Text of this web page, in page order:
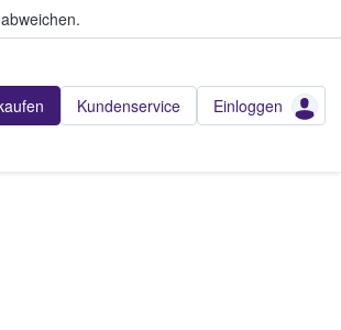
Kundenservice Einloggen